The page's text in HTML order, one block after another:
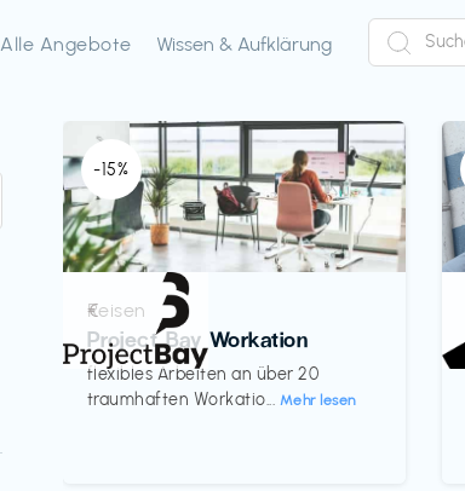
Alle Angebote Wissen & Aufklärung
-15%
Reisen
Project Bay Workation
flexibles Arbeiten an über 20
traumhaften Workatio... Mehr lesen
€‎